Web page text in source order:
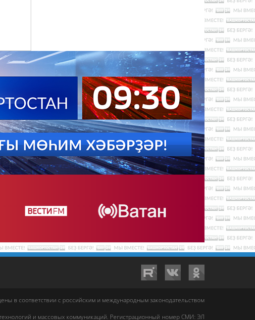
в соответствии с российским и международным законодательством
и массовых коммуникаций. Регистрационный номер СМИ: ЭЛ